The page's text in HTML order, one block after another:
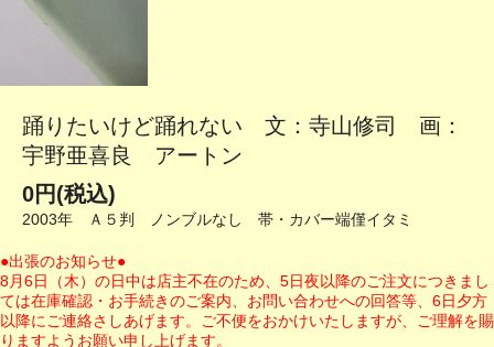
踊りたいけど踊れない 文：寺山修司 画：
宇野亜喜良 アートン
0円(税込)
2003年 Ａ５判 ノンブルなし 帯・カバー端僅イタミ
●出張のお知らせ●
8月6日（木）の日中は店主不在のため、5日夜以降のご注文につきまし
ては在庫確認・お手続きのご案内、お問い合わせへの回答等、6日夕方
以降にご連絡さしあげます。ご不便をおかけいたしますが、ご理解を賜
りますようお願い申し上げます。